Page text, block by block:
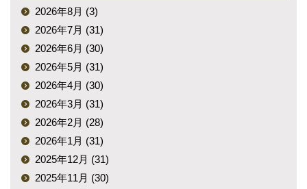
2026年8月 (3)
2026年7月 (31)
2026年6月 (30)
2026年5月 (31)
2026年4月 (30)
2026年3月 (31)
2026年2月 (28)
2026年1月 (31)
2025年12月 (31)
2025年11月 (30)